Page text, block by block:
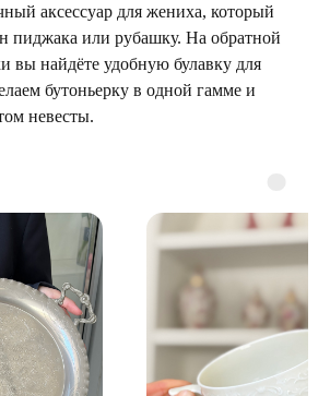
аксессуар для жениха, который
пиджака или рубашку. На обратной
вы найдёте удобную булавку для
бутоньерку в одной гамме и
невесты.
ТЕЛЕГРАМ-КАНАЛ
О ЦВЕТАХ
ТЕЛЕГРАМ-КАНАЛ
О ВИНТАЖЕ